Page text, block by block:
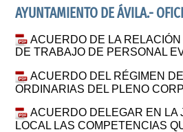
AYUNTAMIENTO DE ÁVILA.-
ACUERDO DE LA
DE TRABAJO DE PERSONAL
ACUERDO DEL RÉGIMEN
ORDINARIAS DEL PLENO
ACUERDO DELEGAR EN LA
LOCAL LAS COMPETENCIAS